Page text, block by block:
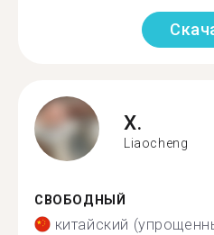
X.
Liaocheng
СВОБОДНЫЙ
китайский